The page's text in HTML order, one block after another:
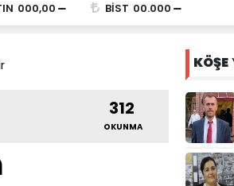
000,00 BİST 00.000
312
OKUNMA
KÖŞE